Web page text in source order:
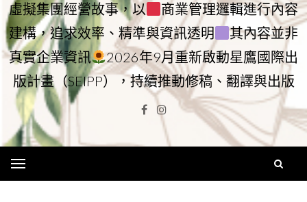
虛擬集團經營故事，以
商業管理邏輯進行內容
建構，追求效率、精準與資訊透明
其內容並非
真實企業資訊
2026年9月重新啟動星鷹國際出
版計畫（SEIPP），持續推動修稿、翻譯與出版
Facebook
Instagram